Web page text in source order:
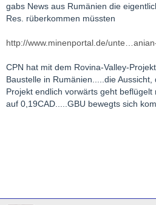
gabs News aus Rumänien die
Res. rüberkommen müssten
http://www.minenportal.de/
CPN hat mit dem Rovina-Valley-
Baustelle in Rumänien.....die
Projekt endlich vorwärts geht
auf 0,19CAD.....GBU bewegts sich